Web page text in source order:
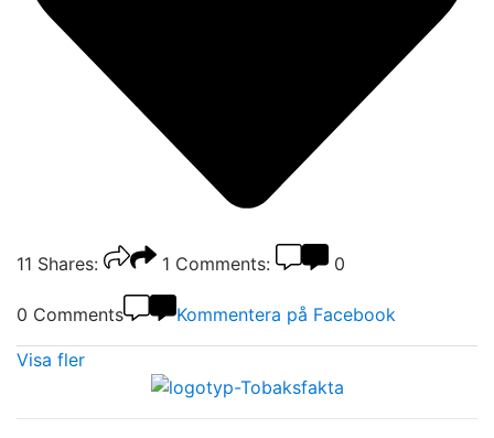
11 Shares: 1 Comments: 0
0 Comments Kommentera på Facebook
Visa fler